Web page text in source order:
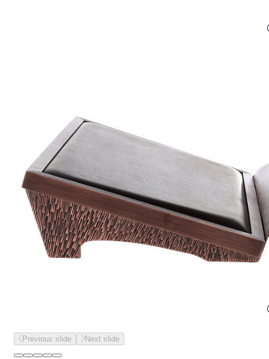
Previous slide Next slide